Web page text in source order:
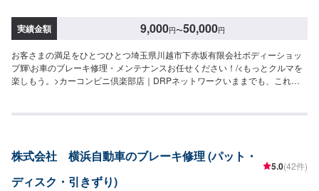
実績金額 9,000円〜50,000円
お客さまの満足をひとつひとつ埼玉県川越市下赤坂有限会社ボディーショッ
プ輝\お車のブレーキ修理・メンテナンスお任せください！/<もっとクルマを
楽しもう。>カーコンビニ倶楽部店｜DRPネットワークいままでも、これか
するためカーコンビニ倶楽部やDRPネットワークに加入し、設備を整え、焦
りにご納得いただければ作業開始【4】仕上がり次第納車<パーツ持ち込み
OK>パーツの持ち込み・販売が可能です。持ち込みをご希望の方はオファー
にて、車種情報と持ち込みパーツの詳細をお送りください。店頭でのパーツ
株式会社 横浜自動車のブレーキ修理 (パット・
ディスク・引きずり)
5.0(42件)